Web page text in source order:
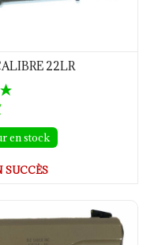
22LR
en stock
SUCCÈS